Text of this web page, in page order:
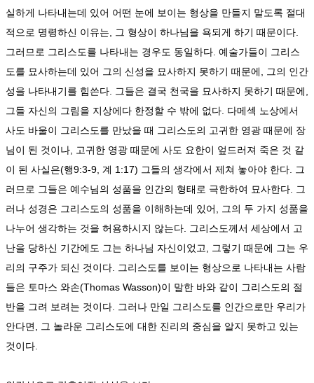
실하게 나타내는데 있어 어떤 눈에 보이는 형상을 만들지 말도록 절대
적으로 명령하신 이유는, 그 형상이 하나님을 욕되게 하기 때문이다.
그러므로 그리스도를 나타내는 경우도 동일하다. 예술가들이 그리스
도를 묘사하는데 있어 그의 신성을 묘사하지 못하기 때문에, 그의 인간
성을 나타내기를 힘쓴다. 그들은 결국 천국을 묘사하지 못하기 때문에,
그들 자신의 그림을 지상에다 한정할 수 밖에 없다. 다메섹 노상에서
사도 바울이 그리스도를 만났을 때 그리스도의 고귀한 영광 때문에 장
님이 된 것이나, 고귀한 영광 때문에 사도 요한이 엎드러져 죽은 것 같
이 된 사실은(행9:3-9, 계 1:17) 그들의 생각에서 제쳐 놓아야 한다. 그
러므로 그들은 예수님의 성품을 인간의 형태로 극한하여 묘사한다. 그
러나 성경은 그리스도의 성품을 이해하는데 있어, 그의 두 가지 성품을
나누어 생각하는 것을 허용하시지 않는다. 그리스도께서 세상에서 고
난을 당하신 기간에도 그는 하나님 자신이었고, 그렇기 때문에 그는 우
리의 구주가 되신 것이다. 그리스도를 보이는 형상으로 나타내는 사람
들은 토마스 와손(Thomas Wasson)이 말한 바와 같이 그리스도의 절
반을 그려 보려는 것이다. 그러나 만일 그리스도를 인간으로만 우리가
안다면, 그 놀라운 그리스도에 대한 진리의 중심을 알지 못하고 있는
것이다.